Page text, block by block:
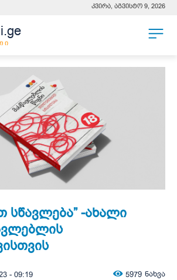
კვირა, აგვისტო 9, 2026
სწავლება” -ახალი
- 09:19 5979 ნახვა